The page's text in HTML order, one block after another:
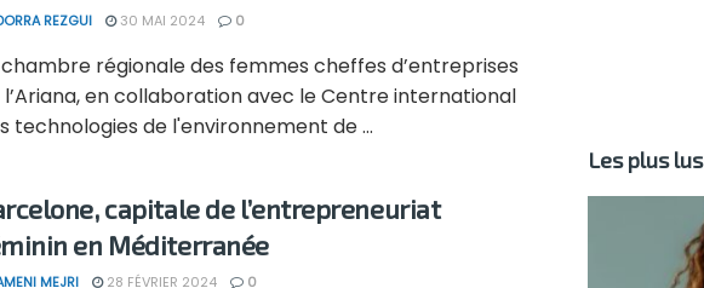
REZGUI 30 MAI 2024 0
chambre régionale des femmes cheffes d’entreprises
l’Ariana, en collaboration avec le Centre international
technologies de l'environnement de ...
capitale de l’entrepreneuriat
en Méditerranée
MEJRI 28 FÉVRIER 2024 0
Les plus lus